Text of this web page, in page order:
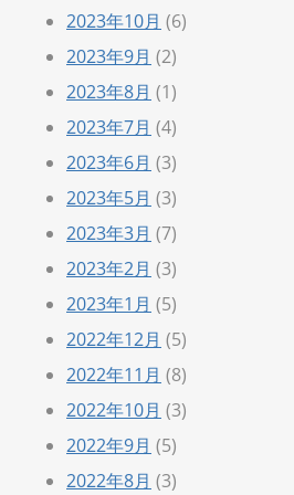
2023年10月 (6)
2023年9月 (2)
2023年8月 (1)
2023年7月 (4)
2023年6月 (3)
2023年5月 (3)
2023年3月 (7)
2023年2月 (3)
2023年1月 (5)
2022年12月 (5)
2022年11月 (8)
2022年10月 (3)
2022年9月 (5)
2022年8月 (3)